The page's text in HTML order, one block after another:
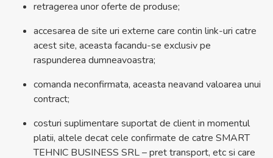
retragerea unor oferte de produse;
accesarea de site uri externe care contin link-uri catre
acest site, aceasta facandu-se exclusiv pe
raspunderea dumneavoastra;
comanda neconfirmata, aceasta neavand valoarea unui
contract;
costuri suplimentare suportat de client in momentul
platii, altele decat cele confirmate de catre SMART
TEHNIC BUSINESS SRL – pret transport, etc si care